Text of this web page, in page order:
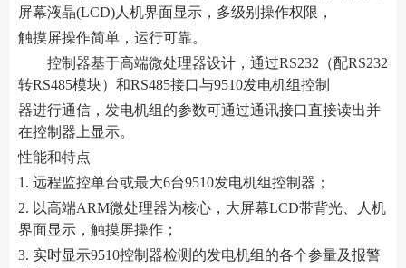
屏幕液晶(LCD)人机界面显示，多级别操作权限，
触摸屏操作简单，运行可靠。
控制器基于高端微处理器设计，通过RS232（配RS232
转RS485模块）和RS485接口与9510发电机组控制
器进行通信，发电机组的参数可通过通讯接口直接读出并
在控制器上显示。
性能和特点
1. 远程监控单台或最大6台9510发电机组控制器；
2. 以高端ARM微处理器为核心，大屏幕LCD带背光、人机
界面显示，触摸屏操作；
3. 实时显示9510控制器检测的发电机组的各个参量及报警